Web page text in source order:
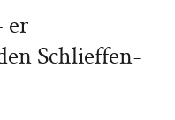
er
Schlieffen-